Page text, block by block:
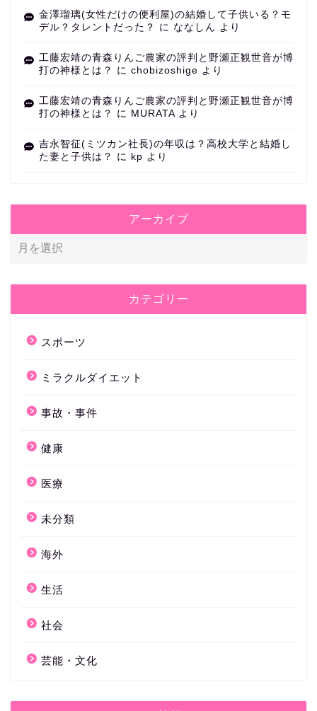
金澤瑠璃(女性だけの便利屋)の結婚して子供いる？モ
デル？タレントだった？
に ななしん より
工藤宏靖の青森りんご農家の評判と野瀬正観世音が博
打の神様とは？
に chobizoshige より
工藤宏靖の青森りんご農家の評判と野瀬正観世音が博
打の神様とは？
に MURATAより
吉永智征(ミツカン社長)の年収は？高校大学と結婚し
た妻と子供は？
に kp より
アーカイブ
カテゴリー
スポーツ
ミラクルダイエット
事故・事件
健康
医療
未分類
海外
生活
社会
芸能・文化